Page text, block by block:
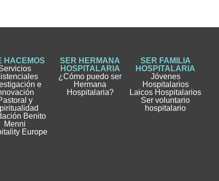
HACEMOS
e
y
Benito
Menni
Europe
SER HERMANA
HOSPITALARIA
¿Cómo puedo ser
Hermana
Hospitalaria?
SER FAMILIA
HOSPITALARIA
Jóvenes
Hospitalarios
Laicos Hospitalarios
Ser voluntario
hospitalario